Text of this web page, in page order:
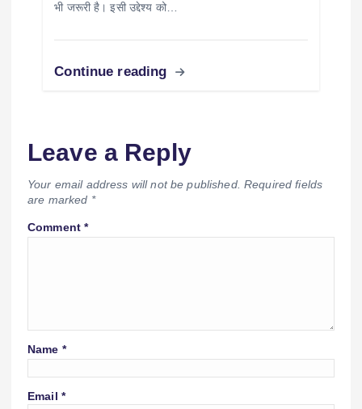
भी जरूरी है। इसी उद्देश्य को…
Continue reading
Leave a Reply
Your email address will not be published. Required fields
are marked *
Comment*
Name *
Email *